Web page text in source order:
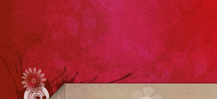
Fundeb, Voucher-creche